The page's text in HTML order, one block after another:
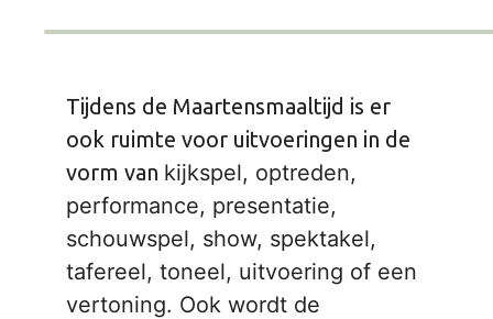
Tijdens de Maartensmaaltijd is er
ook ruimte voor uitvoeringen in de
vorm van kijkspel, optreden,
performance, presentatie,
schouwspel, show, spektakel,
tafereel, toneel, uitvoering of een
vertoning. Ook wordt de